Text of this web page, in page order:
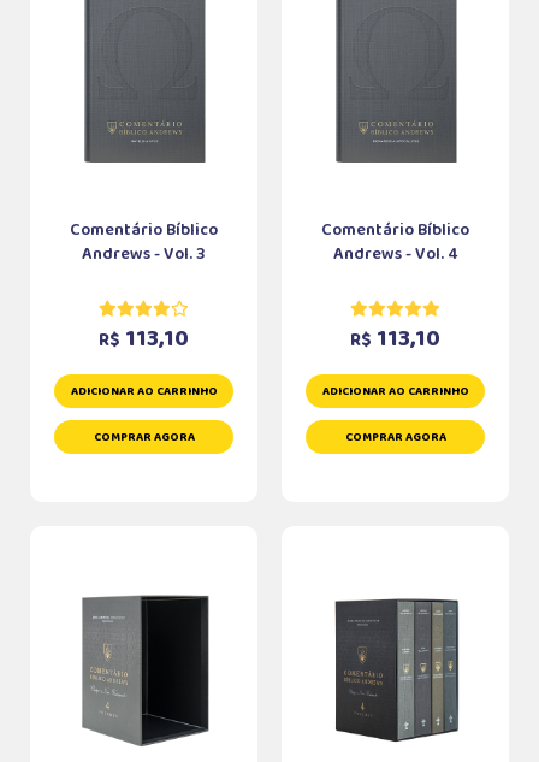
Comentário Bíblico
Andrews - Vol. 3
R$ 113,10
ADICIONAR AO CARRINHO
COMPRAR AGORA
Comentário Bíblico
Andrews - Vol. 4
R$ 113,10
ADICIONAR AO CARRINHO
COMPRAR AGORA